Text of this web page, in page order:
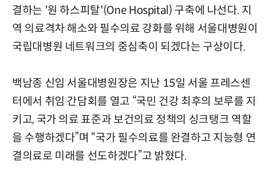
결하는 '원 하스피탈'(One Hospital) 구축에 나선다. 지
역 의료격차 해소와 필수의료 강화를 위해 서울대병원이
국립대병원 네트워크의 중심축이 되겠다는 구상이다.
백남종 신임 서울대병원장은 지난 15일 서울 프레스센
터에서 취임 간담회를 열고 “국민 건강 최후의 보루를 지
키고, 국가 의료 표준과 보건의료 정책의 싱크탱크 역할
을 수행하겠다”며 “국가 필수의료를 완결하고 지능형 연
결의료로 미래를 선도하겠다”고 밝혔다.